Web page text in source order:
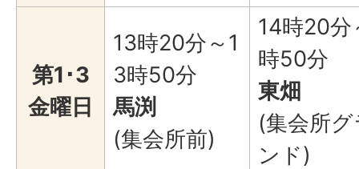
第1･3
金曜日
13時20分～1
3時50分
馬渕
(集会所前)
14時20分
時50分
東畑
(集会所
ンド)